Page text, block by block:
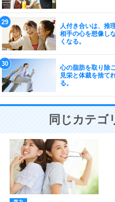
人付き合いは、推
相手の心を想像し
くなる。
心の脂肪を取り除こ
見栄と体裁を捨て
る。
同じカテゴ